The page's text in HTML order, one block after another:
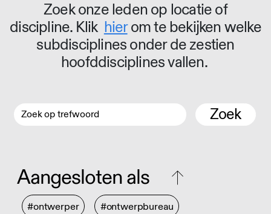
Zoek onze leden op locatie of
discipline. Klik hierom te bekijken welke
subdisciplines onder de zestien
hoofddisciplines vallen.
Zoek
Aangesloten als
#ontwerper #ontwerpbureau